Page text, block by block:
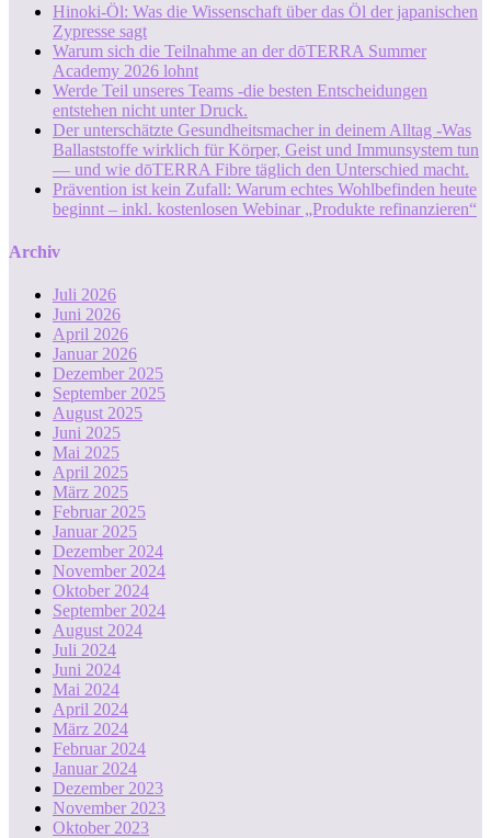
Hinoki-Öl: Was die Wissenschaft über das Öl der japanischen
Zypresse sagt
Warum sich die Teilnahme an der dōTERRA Summer
Academy 2026 lohnt
Werde Teil unseres Teams -die besten Entscheidungen
entstehen nicht unter Druck.
Der unterschätzte Gesundheitsmacher in deinem Alltag -Was
Ballaststoffe wirklich für Körper, Geist und Immunsystem tun
— und wie dōTERRA Fibre täglich den Unterschied macht.
Prävention ist kein Zufall: Warum echtes Wohlbefinden heute
beginnt – inkl. kostenlosen Webinar „Produkte refinanzieren“
Archiv
Juli 2026
Juni 2026
April 2026
Januar 2026
Dezember 2025
September 2025
August 2025
Juni 2025
Mai 2025
April 2025
März 2025
Februar 2025
Januar 2025
Dezember 2024
November 2024
Oktober 2024
September 2024
August 2024
Juli 2024
Juni 2024
Mai 2024
April 2024
März 2024
Februar 2024
Januar 2024
Dezember 2023
November 2023
Oktober 2023